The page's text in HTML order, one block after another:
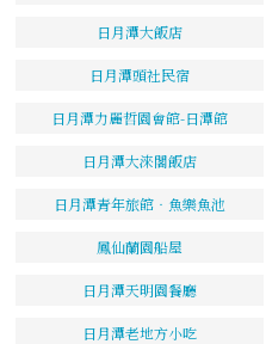
日月潭大飯店
日月潭頭社民宿
日月潭力麗哲園會館-日潭館
日月潭大淶閣飯店
日月潭青年旅館‧魚樂魚池
鳳仙蘭園船屋
日月潭天明園餐廳
日月潭老地方小吃